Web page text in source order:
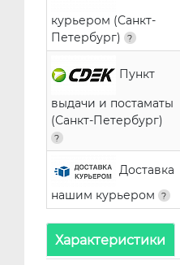
курьером (Санкт-
Петербург)
Пункт
выдачи и постаматы
(Санкт-Петербург)
Доставка
нашим курьером
Характеристики